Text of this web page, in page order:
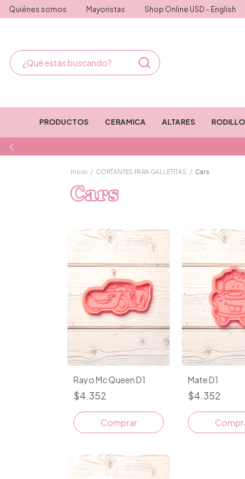
Quiénes somos Mayoristas Shop Online USD - English
PRODUCTOS CERAMICA ALTARES
Inicio / CORTANTES PARA GALLETITAS / Cars
Cars
Rayo Mc Queen D1
$4.352
Comprar
Mate D1
$4.352